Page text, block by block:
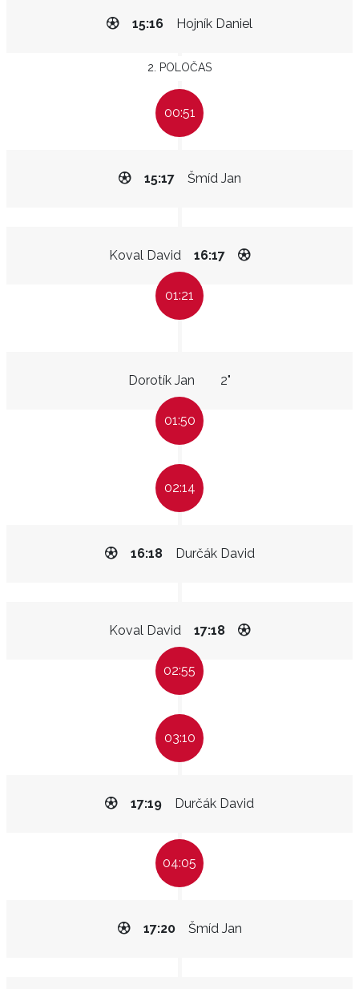
Hojník Daniel
15:16
2. POLOČAS
00:51
Šmíd Jan
15:17
Koval David 16:17
01:21
Dorotík Jan 2"
01:50
02:14
Durčák David
16:18
Koval David 17:18
02:55
03:10
Durčák David
17:19
04:05
Šmíd Jan
17:20